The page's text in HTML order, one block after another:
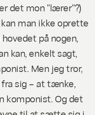
det mon "lærer"?)
man ikke oprette
på nogen,
kan, enkelt sagt,
Men jeg tror,
sig – at tænke,
komponist. Og det